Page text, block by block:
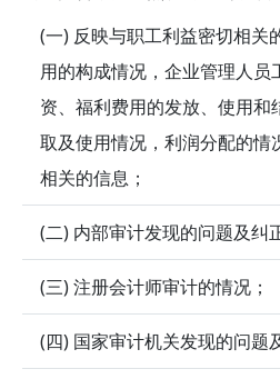
(一) 反映与职工利益密切相关
用的构成情况，企业管理人员
资、福利费用的发放、使用和
取及使用情况，利润分配的情
相关的信息；
(二) 内部审计发现的问题及纠
(三) 注册会计师审计的情况；
(四) 国家审计机关发现的问题